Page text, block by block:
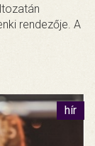
rendezője. A
hír